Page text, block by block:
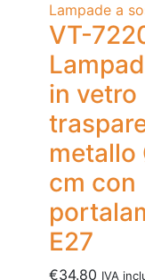
Lampade a
VT-
in vetro
cm con
E27
€34.80 IVA